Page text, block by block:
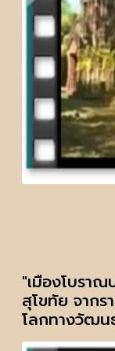
"เมืองโบรา
สุโขทัย จาก
โลกทางวัฒน